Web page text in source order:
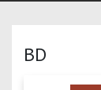
BD